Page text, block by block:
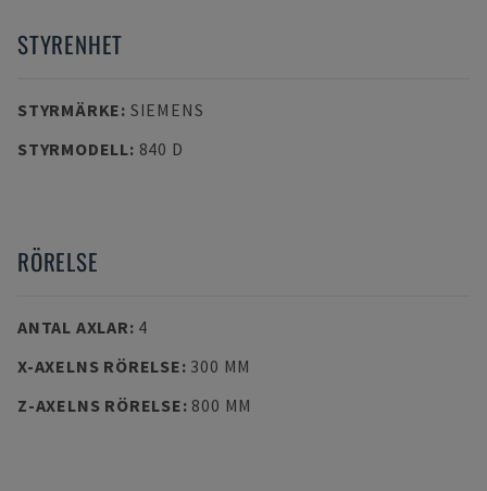
STYRENHET
STYRMÄRKE: SIEMENS
STYRMODELL: 840 D
RÖRELSE
ANTAL AXLAR: 4
X-AXELNS RÖRELSE: 300 MM
Z-AXELNS RÖRELSE: 800 MM